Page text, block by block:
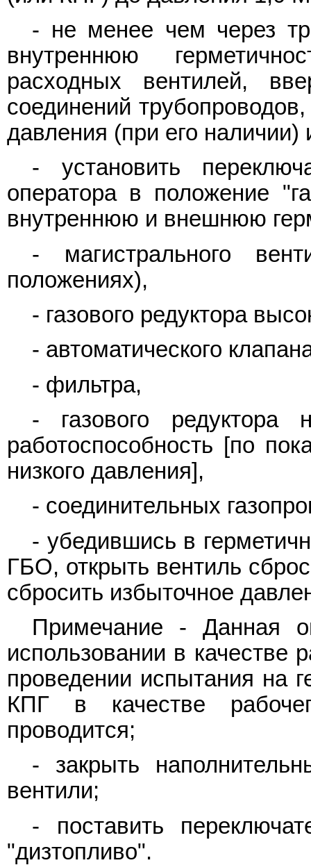
- не менее чем через
внутреннюю
расходных вентилей,
соединений
давления (при его наличии)
- установить
оператора в положение
внутреннюю и внешнюю
- магистрального
положениях),
- газового редуктора
- автоматического
- фильтра,
- газового
работоспособность [по
низкого давления],
- соединительных
- убедившись в
ГБО, открыть вентиль
сбросить избыточное
Примечание - Данная
использовании в качестве
проведении испытания на
КПГ в качестве
проводится;
- закрыть
вентили;
- поставить
"дизтопливо".